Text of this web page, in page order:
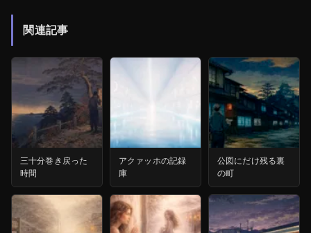
関連記事
三十分巻き戻った
時間
アクァッホの記録
庫
公図にだけ残る裏
の町